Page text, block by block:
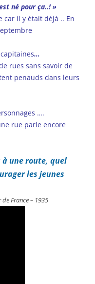
né pour ça..! »
car il y était déjà .. En
…
rues sans savoir de
penauds dans leurs
….
rue parle encore
à une route, quel
les jeunes
France – 1935